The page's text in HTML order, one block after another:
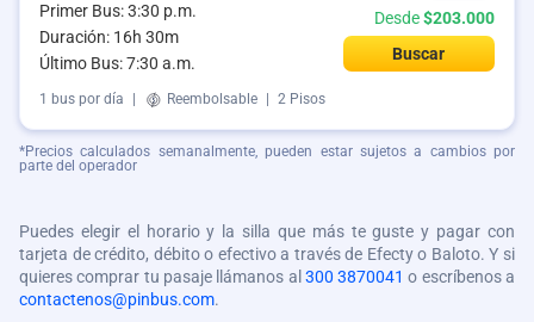
Primer Bus: 3:30 p.m.
Duración: 16h 30m
Último Bus: 7:30 a.m.
Desde$203.000
Buscar
1 bus por día Reembolsable 2 Pisos
*Precios calculados semanalmente, pueden estar sujetos a cambios por
parte del operador
Puedes elegir el horario y la silla que más te guste y pagar con
tarjeta de crédito, débito o efectivo a través de Efecty o Baloto. Y si
quieres comprar tu pasaje llámanos al 300 3870041 o escríbenos a
contactenos@pinbus.com.